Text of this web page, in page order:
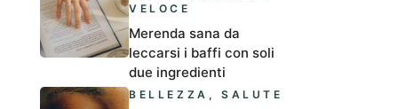
VELOCE
Merenda sana da
leccarsi i baffi con soli
due ingredienti
BELLEZZA ,SALUTE